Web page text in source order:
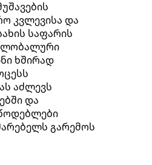
კვლევისა და
საფარის
ხშირად
აძლევს
და
გარემოს